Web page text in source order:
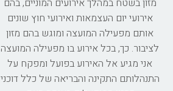
אירועי יום העצמאות ואירועי חוץ שונים
אותם מפעילה המועצה ומוגש בהם מזון
לציבור. כך, בכל אירוע בו מפעילה המועצה
אני מגיע אל האירוע בפועל ומפקח על
התנהלותם התקינה והבריאה של כלל דוכני